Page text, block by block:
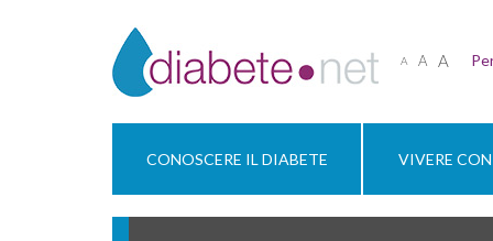
A A A
CONOSCERE IL DIABETE VIVERE